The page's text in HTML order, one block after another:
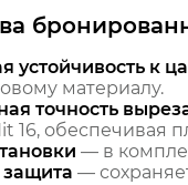
устойчивость к
материалу.
точность
16, обеспечивая
— в
—